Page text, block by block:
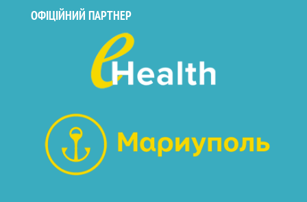
ОФІЦІЙНИЙ ПАРТНЕР